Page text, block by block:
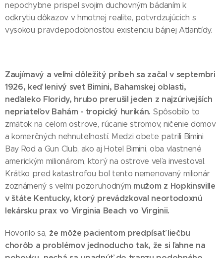
nepochybne prispel svojim duchovným bádaním k
odkrytiu dôkazov v hmotnej realite, potvrdzujúcich s
vysokou pravdepodobnosťou existenciu bájnej Atlantídy.
Zaujímavý a veľmi dôležitý príbeh sa začal v septembri
1926, keď lenivý svet Bimini, Bahamskej oblasti,
neďaleko Floridy, hrubo prerušil jeden z najzúrivejších
nepriateľov Bahám - tropický hurikán. Spôsobilo to
zmätok na celom ostrove, rúcanie stromov, ničenie domov
a komerčných nehnuteľností. Medzi obete patrili Bimini
Bay Rod a Gun Club, ako aj Hotel Bimini, oba vlastnené
americkým milionárom, ktorý na ostrove veľa investoval.
Krátko pred katastrofou bol tento nemenovaný milionár
zoznámený s veľmi pozoruhodným mužom z Hopkinsville
v štáte Kentucky, ktorý prevádzkoval neortodoxnú
lekársku prax vo Virginia Beach vo Virginii.
Hovorilo sa, že môže pacientom predpísať liečbu
chorôb a problémov jednoducho tak, že si ľahne na